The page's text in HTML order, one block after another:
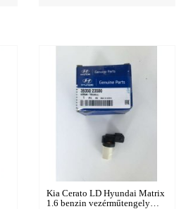
Kia Cerato LD Hyundai Matrix
1.6 benzin vezérműtengely…